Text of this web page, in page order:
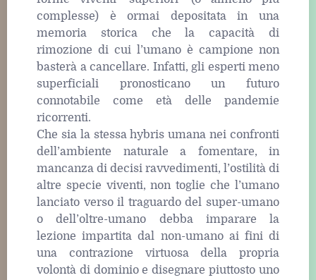
complesse) è ormai depositata in una
memoria storica che la capacità di
rimozione di cui l’umano è campione non
basterà a cancellare. Infatti, gli esperti meno
superficiali pronosticano un futuro
connotabile come età delle pandemie
ricorrenti.
Che sia la stessa hybris umana nei confronti
dell’ambiente naturale a fomentare, in
mancanza di decisi ravvedimenti, l’ostilità di
altre specie viventi, non toglie che l’umano
lanciato verso il traguardo del super-umano
o dell’oltre-umano debba imparare la
lezione impartita dal non-umano ai fini di
una contrazione virtuosa della propria
volontà di dominio e disegnare piuttosto uno